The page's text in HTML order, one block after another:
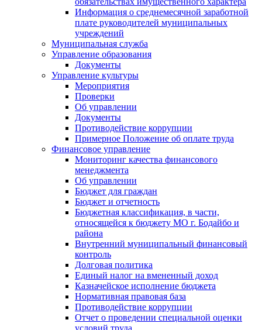
Информация о среднемесячной заработной
плате руководителей муниципальных
учреждений
Муниципальная служба
Управление образования
Документы
Управление культуры
Мероприятия
Проверки
Об управлении
Документы
Противодействие коррупции
Примерное Положение об оплате труда
Финансовое управление
Мониторинг качества финансового
менеджмента
Об управлении
Бюджет для граждан
Бюджет и отчетность
Бюджетная классификация, в части,
относящейся к бюджету МО г. Бодайбо и
района
Внутренний муниципальный финансовый
контроль
Долговая политика
Единый налог на вмененный доход
Казначейское исполнение бюджета
Нормативная правовая база
Противодействие коррупции
Отчет о проведении специальной оценки
условий труда